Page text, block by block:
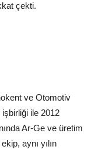
çekti.
ve Otomotiv
ile 2012
Ar-Ge ve üretim
aynı yılın